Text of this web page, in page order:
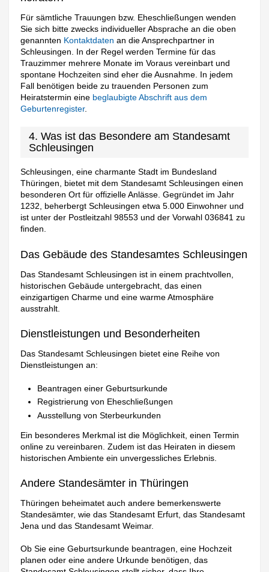
Für sämtliche Trauungen bzw. Eheschließungen wenden
Sie sich bitte zwecks individueller Absprache an die oben
genannten Kontaktdaten an die Ansprechpartner in
Schleusingen. In der Regel werden Termine für das
Trauzimmer mehrere Monate im Voraus vereinbart und
spontane Hochzeiten sind eher die Ausnahme. In jedem
Fall benötigen beide zu trauenden Personen zum
Heiratstermin eine beglaubigte Abschrift aus dem
Geburtenregister.
4. Was ist das Besondere am Standesamt
Schleusingen
Schleusingen, eine charmante Stadt im Bundesland
Thüringen, bietet mit dem Standesamt Schleusingen einen
besonderen Ort für offizielle Anlässe. Gegründet im Jahr
1232, beherbergt Schleusingen etwa 5.000 Einwohner und
ist unter der Postleitzahl 98553 und der Vorwahl 036841 zu
finden.
Das Gebäude des Standesamtes Schleusingen
Das Standesamt Schleusingen ist in einem prachtvollen,
historischen Gebäude untergebracht, das einen
einzigartigen Charme und eine warme Atmosphäre
ausstrahlt.
Dienstleistungen und Besonderheiten
Das Standesamt Schleusingen bietet eine Reihe von
Dienstleistungen an:
Beantragen einer Geburtsurkunde
Registrierung von Eheschließungen
Ausstellung von Sterbeurkunden
Ein besonderes Merkmal ist die Möglichkeit, einen Termin
online zu vereinbaren. Zudem ist das Heiraten in diesem
historischen Ambiente ein unvergessliches Erlebnis.
Andere Standesämter in Thüringen
Thüringen beheimatet auch andere bemerkenswerte
Standesämter, wie das Standesamt Erfurt, das Standesamt
Jena und das Standesamt Weimar.
Ob Sie eine Geburtsurkunde beantragen, eine Hochzeit
planen oder eine andere Urkunde benötigen, das